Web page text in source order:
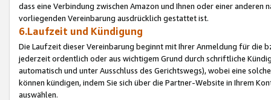
dass eine Verbindung zwischen Amazon und Ihnen oder einer
vorliegenden Vereinbarung ausdrücklich gestattet ist.
6.Laufzeit und Kündigung
Die Laufzeit dieser Vereinbarung beginnt mit Ihrer Anmeldung für die
jederzeit ordentlich oder aus wichtigem Grund durch schriftliche
automatisch und unter Ausschluss des Gerichtswegs), wobei eine
können kündigen, indem Sie sich über die Partner-Website in Ihrem
auswählen.